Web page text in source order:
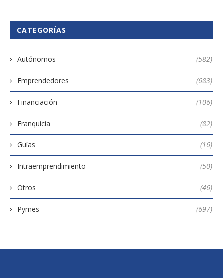
CATEGORÍAS
Autónomos (582)
Emprendedores (683)
Financiación (106)
Franquicia (82)
Guías (16)
Intraemprendimiento (50)
Otros (46)
Pymes (697)